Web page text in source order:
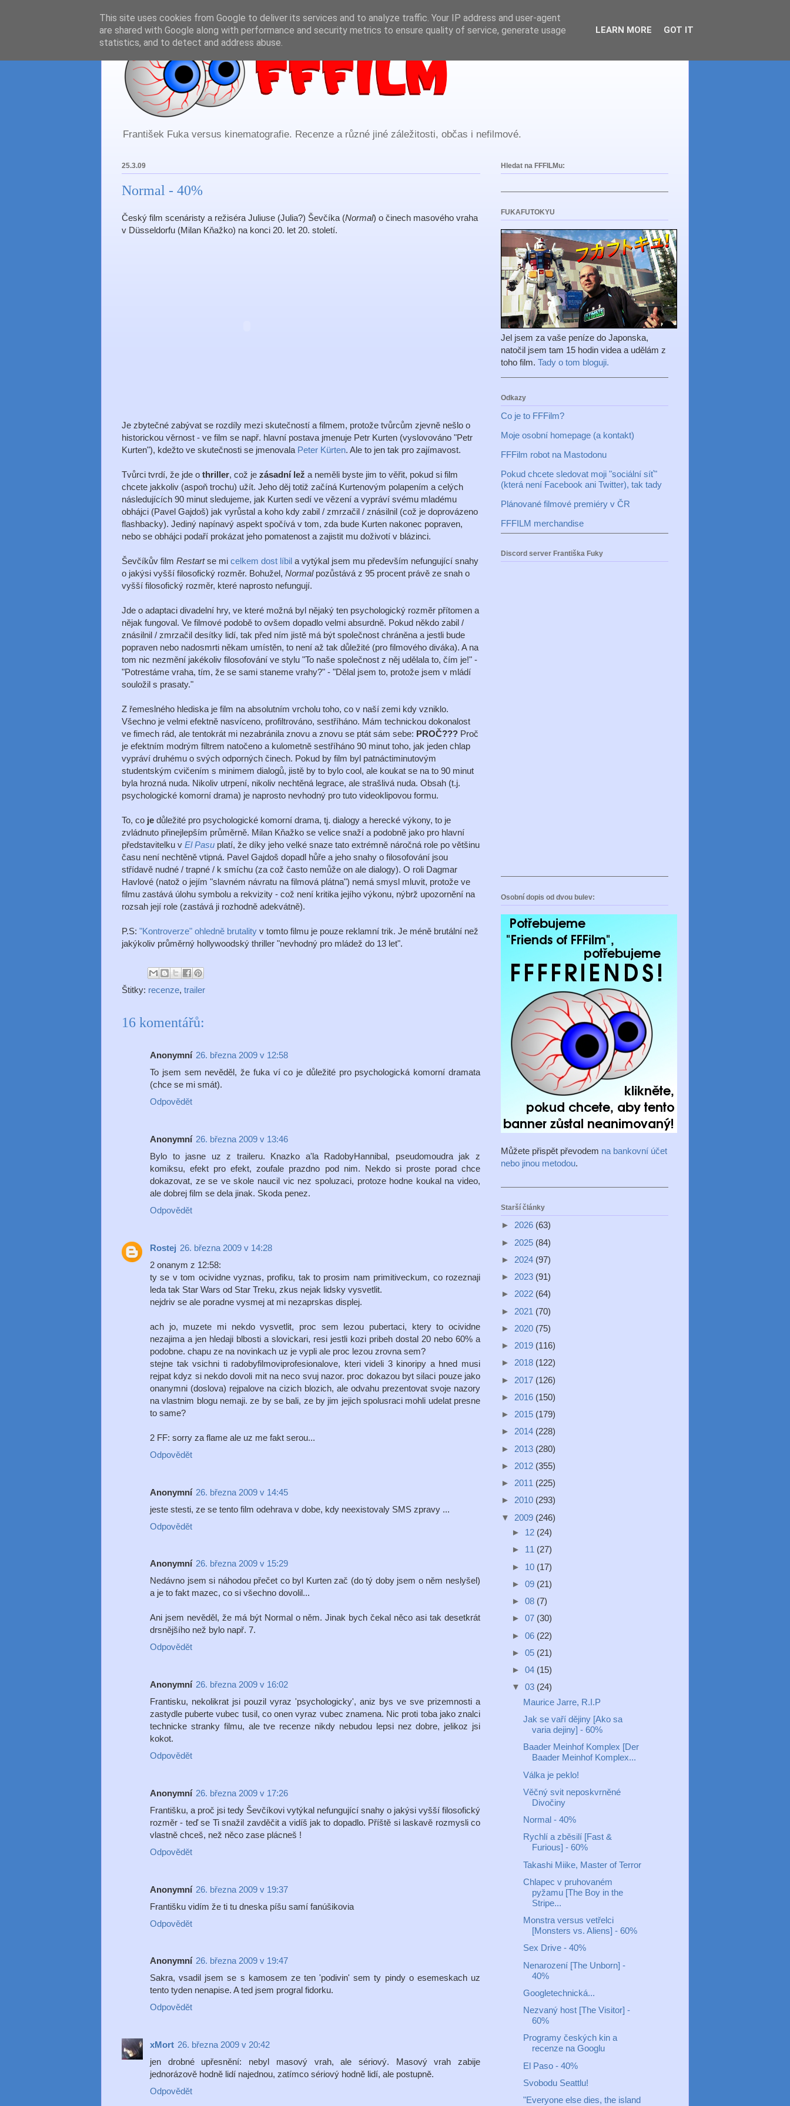
František Fuka versus kinematografie. Recenze a různé jiné záležitosti, občas i nefilmové.
25.3.09
Normal - 40%
Český film scenáristy a režiséra Juliuse (Julia?) Ševčíka (Normal) o činech masového vraha
v Düsseldorfu (Milan Kňažko) na konci 20. let 20. století.
Je zbytečné zabývat se rozdíly mezi skutečností a filmem, protože tvůrcům zjevně nešlo o
historickou věrnost - ve film se např. hlavní postava jmenuje Petr Kurten (vyslovováno "Petr
Kurten"), kdežto ve skutečnosti se jmenovala Peter Kürten. Ale to jen tak pro zajímavost.
Tvůrci tvrdí, že jde o thriller, což je zásadní lež a neměli byste jim to věřit, pokud si film
chcete jakkoliv (aspoň trochu) užít. Jeho děj totiž začíná Kurtenovým polapením a celých
následujících 90 minut sledujeme, jak Kurten sedí ve vězení a vypráví svému mladému
obhájci (Pavel Gajdoš) jak vyrůstal a koho kdy zabil / zmrzačil / znásilnil (což je doprovázeno
flashbacky). Jediný napínavý aspekt spočívá v tom, zda bude Kurten nakonec popraven,
nebo se obhájci podaří prokázat jeho pomatenost a zajistit mu doživotí v blázinci.
Ševčíkův film Restartse mi celkem dost líbil a vytýkal jsem mu především nefungující snahy
o jakýsi vyšší filosofický rozměr. Bohužel, Normalpozůstává z 95 procent právě ze snah o
vyšší filosofický rozměr, které naprosto nefungují.
Jde o adaptaci divadelní hry, ve které možná byl nějaký ten psychologický rozměr přítomen a
nějak fungoval. Ve filmové podobě to ovšem dopadlo velmi absurdně. Pokud někdo zabil /
znásilnil / zmrzačil desítky lidí, tak před ním jistě má být společnost chráněna a jestli bude
popraven nebo nadosmrti někam umístěn, to není až tak důležité (pro filmového diváka). A na
tom nic nezmění jakékoliv filosofování ve stylu "To naše společnost z něj udělala to, čím je!" -
"Potrestáme vraha, tím, že se sami staneme vrahy?" - "Dělal jsem to, protože jsem v mládí
souložil s prasaty."
Z řemeslného hlediska je film na absolutním vrcholu toho, co v naší zemi kdy vzniklo.
Všechno je velmi efektně nasvíceno, profiltrováno, sestříháno. Mám technickou dokonalost
ve fimech rád, ale tentokrát mi nezabránila znovu a znovu se ptát sám sebe: PROČ??? Proč
je efektním modrým filtrem natočeno a kulometně sestříháno 90 minut toho, jak jeden chlap
vypráví druhému o svých odporných činech. Pokud by film byl patnáctiminutovým
studentským cvičením s minimem dialogů, jistě by to bylo cool, ale koukat se na to 90 minut
byla hrozná nuda. Nikoliv utrpení, nikoliv nechtěná legrace, ale strašlivá nuda. Obsah (t.j.
psychologické komorní drama) je naprosto nevhodný pro tuto videoklipovou formu.
To, co je důležité pro psychologické komorní drama, tj. dialogy a herecké výkony, to je
zvládnuto přinejlepším průměrně. Milan Kňažko se velice snaží a podobně jako pro hlavní
představitelku v El Pasu platí, že díky jeho velké snaze tato extrémně náročná role po většinu
času není nechtěně vtipná. Pavel Gajdoš dopadl hůře a jeho snahy o filosofování jsou
střídavě nudné / trapné / k smíchu (za což často nemůže on ale dialogy). O roli Dagmar
Havlové (natož o jejím "slavném návratu na filmová plátna") nemá smysl mluvit, protože ve
filmu zastává úlohu symbolu a rekvizity - což není kritika jejího výkonu, nýbrž upozornění na
rozsah její role (zastává ji rozhodně adekvátně).
P.S: "Kontroverze" ohledně brutality v tomto filmu je pouze reklamní trik. Je méně brutální než
jakýkoliv průměrný hollywoodský thriller "nevhodný pro mládež do 13 let".
Štitky: recenze, trailer
16 komentářů:
Anonymní 26. března 2009 v 12:58
To jsem sem nevěděl, že fuka ví co je důležité pro psychologická komorní dramata
(chce se mi smát).
Odpovědět
Anonymní 26. března 2009 v 13:46
Bylo to jasne uz z traileru. Knazko a'la RadobyHannibal, pseudomoudra jak z
komiksu, efekt pro efekt, zoufale prazdno pod nim. Nekdo si proste porad chce
dokazovat, ze se ve skole naucil vic nez spoluzaci, protoze hodne koukal na video,
ale dobrej film se dela jinak. Skoda penez.
Odpovědět
Rostej 26. března 2009 v 14:28
2 onanym z 12:58:
ty se v tom ocividne vyznas, profiku, tak to prosim nam primitiveckum, co rozeznaji
leda tak Star Wars od Star Treku, zkus nejak lidsky vysvetlit.
nejdriv se ale poradne vysmej at mi nezaprskas displej.
ach jo, muzete mi nekdo vysvetlit, proc sem lezou pubertaci, ktery to ocividne
nezajima a jen hledaji blbosti a slovickari, resi jestli kozi pribeh dostal 20 nebo 60% a
podobne. chapu ze na novinkach uz je vypli ale proc lezou zrovna sem?
stejne tak vsichni ti radobyfilmoviprofesionalove, kteri videli 3 kinoripy a hned musi
rejpat kdyz si nekdo dovoli mit na neco svuj nazor. proc dokazou byt silaci pouze jako
onanymni (doslova) rejpalove na cizich blozich, ale odvahu prezentovat svoje nazory
na vlastnim blogu nemaji. ze by se bali, ze by jim jejich spolusraci mohli udelat presne
to same?
2 FF: sorry za flame ale uz me fakt serou...
Odpovědět
Anonymní 26. března 2009 v 14:45
jeste stesti, ze se tento film odehrava v dobe, kdy neexistovaly SMS zpravy ...
Odpovědět
Anonymní 26. března 2009 v 15:29
Nedávno jsem si náhodou přečet co byl Kurten zač (do tý doby jsem o něm neslyšel)
a je to fakt mazec, co si všechno dovolil...
Ani jsem nevěděl, že má být Normal o něm. Jinak bych čekal něco asi tak desetkrát
drsnějšího než bylo např. 7.
Odpovědět
Anonymní 26. března 2009 v 16:02
Frantisku, nekolikrat jsi pouzil vyraz 'psychologicky', aniz bys ve sve prizemnosti a
zastydle puberte vubec tusil, co onen vyraz vubec znamena. Nic proti toba jako znalci
technicke stranky filmu, ale tve recenze nikdy nebudou lepsi nez dobre, jelikoz jsi
kokot.
Odpovědět
Anonymní 26. března 2009 v 17:26
Františku, a proč jsi tedy Ševčíkovi vytýkal nefungující snahy o jakýsi vyšší filosofický
rozměr - teď se Ti snažil zavděčit a vidíš jak to dopadlo. Příště si laskavě rozmysli co
vlastně chceš, než něco zase plácneš !
Odpovědět
Anonymní 26. března 2009 v 19:37
Františku vidím že ti tu dneska píšu samí fanúšikovia
Odpovědět
Anonymní 26. března 2009 v 19:47
Sakra, vsadil jsem se s kamosem ze ten 'podivin' sem ty pindy o esemeskach uz
tento tyden nenapise. A ted jsem progral fidorku.
Odpovědět
xMort 26. března 2009 v 20:42
jen drobné upřesnění: nebyl masový vrah, ale sériový. Masový vrah zabije
jednorázově hodně lidí najednou, zatímco sériový hodně lidí, ale postupně.
Odpovědět
Hledat na FFFILMu:
FUKAFUTOKYU
Jel jsem za vaše peníze do Japonska,
natočil jsem tam 15 hodin videa a udělám z
toho film. Tady o tom bloguji.
Odkazy
Co je to FFFilm?
Moje osobní homepage (a kontakt)
FFFilm robot na Mastodonu
Pokud chcete sledovat moji "sociální síť"
(která není Facebook ani Twitter), tak tady
Plánované filmové premiéry v ČR
FFFILM merchandise
Discord server Františka Fuky
Osobní dopis od dvou bulev:
Můžete přispět převodem na bankovní účet
nebo jinou metodou.
Starší články
► 2026 (63)
► 2025 (84)
► 2024 (97)
► 2023 (91)
► 2022 (64)
► 2021 (70)
► 2020 (75)
► 2019 (116)
► 2018 (122)
► 2017 (126)
► 2016 (150)
► 2015 (179)
► 2014 (228)
► 2013 (280)
► 2012 (355)
► 2011 (225)
► 2010 (293)
▼ 2009 (246)
► 12 (24)
► 11 (27)
► 10 (17)
► 09 (21)
► 08 (7)
► 07 (30)
► 06 (22)
► 05 (21)
► 04 (15)
▼ 03 (24)
Maurice Jarre, R.I.P
Jak se vaří dějiny [Ako sa
varia dejiny] - 60%
Baader Meinhof Komplex [Der
Baader Meinhof Komplex...
Válka je peklo!
Věčný svit neposkvrněné
Divočiny
Normal - 40%
Rychlí a zběsilí [Fast &
Furious] - 60%
Takashi Miike, Master of Terror
Chlapec v pruhovaném
pyžamu [The Boy in the
Stripe...
Monstra versus vetřelci
[Monsters vs. Aliens] - 60%
Sex Drive - 40%
Nenarození [The Unborn] -
40%
Googletechnická...
Nezvaný host [The Visitor] -
60%
Programy českých kin a
recenze na Googlu
El Paso - 40%
Svobodu Seattlu!
"Everyone else dies, the island
This site uses cookies from Google to deliver its services and to analyze traffic. Your IP address and user-agent
are shared with Google along with performance and security metrics to ensure quality of service, generate usage
statistics, and to detect and address abuse.
LEARN MORE GOT IT